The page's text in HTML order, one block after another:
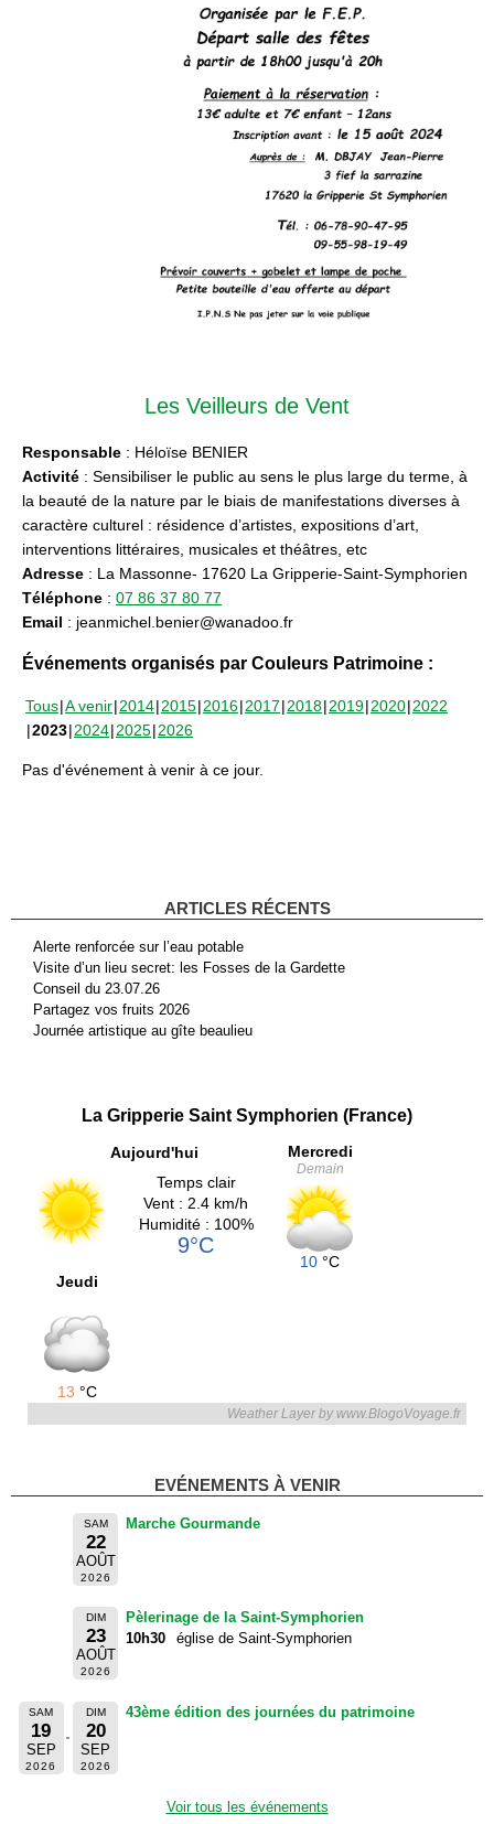
Les Veilleurs de Vent
Responsable : Héloïse BENIER
Activité : Sensibiliser le public au sens le plus large du terme, à
la beauté de la nature par le biais de manifestations diverses à
caractère culturel : résidence d’artistes, expositions d’art,
interventions littéraires, musicales et théâtres, etc
Adresse : La Massonne- 17620 La Gripperie-Saint-Symphorien
Téléphone : 07 86 37 80 77
Email : jeanmichel.benier@wanadoo.fr
Événements organisés par Couleurs Patrimoine :
Tous A venir 2014 2015 2016 2017 2018 2019 2020 2022
2023 2024 2025 2026
Pas d'événement à venir à ce jour.
ARTICLES RÉCENTS
Alerte renforcée sur l’eau potable
Visite d’un lieu secret: les Fosses de la Gardette
Conseil du 23.07.26
Partagez vos fruits 2026
Journée artistique au gîte beaulieu
La Gripperie Saint Symphorien (France)
Aujourd'hui
Temps clair
Vent : 2.4 km/h
Humidité : 100%
9°C
Mercredi
Demain
10 °C
Jeudi
13 °C
Weather Layer by www.BlogoVoyage.fr
EVÉNEMENTS À VENIR
SAM
22
AOÛT
2026
Marche Gourmande
DIM
23
AOÛT
2026
Pèlerinage de la Saint-Symphorien
10h30
église de Saint-Symphorien
SAM
19
SEP
2026
DIM
20
SEP
2026
43ème édition des journées du patrimoine
Voir tous les événements